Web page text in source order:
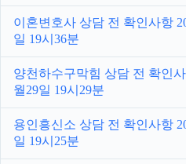
이혼변호사 상담 전 확인사항
일 19시36분
양천하수구막힘 상담 전 확인
월29일 19시29분
용인흥신소 상담 전 확인사항
일 19시25분